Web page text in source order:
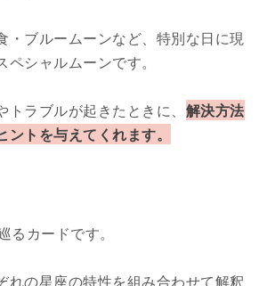
・ブルームーンなど、特別な日に現
シャルムーンです。
ラブルが起きたときに、 解決方法
トを与えてくれます。
るカードです。
れの星座の特性を組み合わせて解釈